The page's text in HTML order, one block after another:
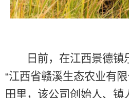
日前，在江西景德镇
“江西省赣溪生态农业有
田里，该公司创始人、